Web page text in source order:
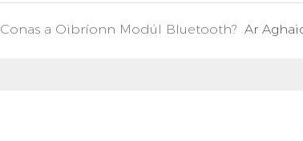
Conas a Oibríonn Modúl Bluetooth? Ar